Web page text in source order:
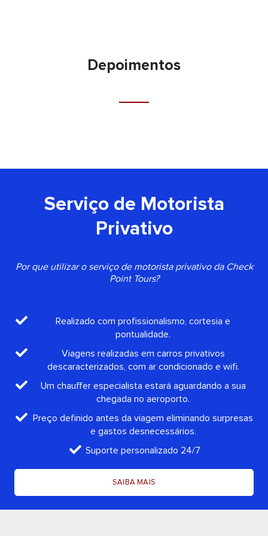
Depoimentos
Serviço de Motorista
Privativo
Por que utilizar o serviço de motorista privativo da Check
Point Tours?
Realizado com profissionalismo, cortesia e
pontualidade.
Viagens realizadas em carros privativos
descaracterizados, com ar condicionado e wifi.
Um chauffer especialista estará aguardando a sua
chegada no aeroporto.
Preço definido antes da viagem eliminando surpresas
e gastos desnecessários.
Suporte personalizado 24/7
SAIBA MAIS